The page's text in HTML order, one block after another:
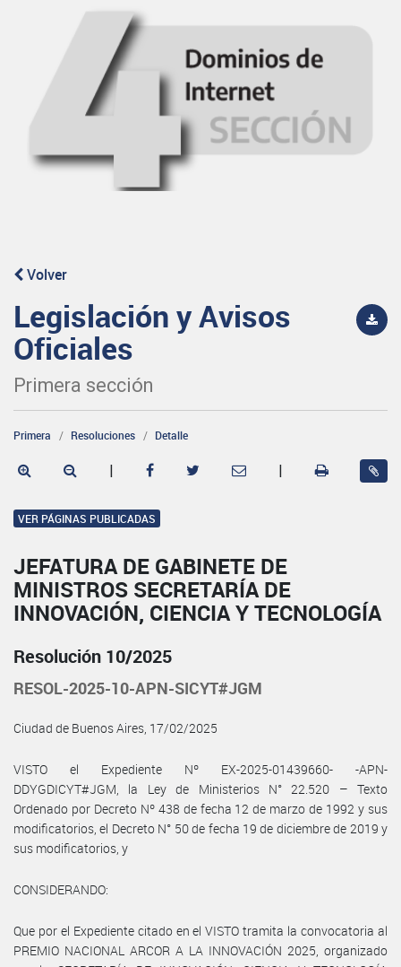
Volver
Legislación y Avisos
Oficiales
Primera sección
Primera Resoluciones Detalle
| |
VER PÁGINAS PUBLICADAS
JEFATURA DE GABINETE DE
MINISTROS SECRETARÍA DE
INNOVACIÓN, CIENCIA Y TECNOLOGÍA
Resolución 10/2025
RESOL-2025-10-APN-SICYT#JGM
Ciudad de Buenos Aires, 17/02/2025
VISTO el Expediente Nº EX-2025-01439660- -APN-
DDYGDICYT#JGM, la Ley de Ministerios N° 22.520 – Texto
Ordenado por Decreto Nº 438 de fecha 12 de marzo de 1992 y sus
modificatorios, el Decreto N° 50 de fecha 19 de diciembre de 2019 y
sus modificatorios, y
CONSIDERANDO:
Que por el Expediente citado en el VISTO tramita la convocatoria al
PREMIO NACIONAL ARCOR A LA INNOVACIÓN 2025, organizado